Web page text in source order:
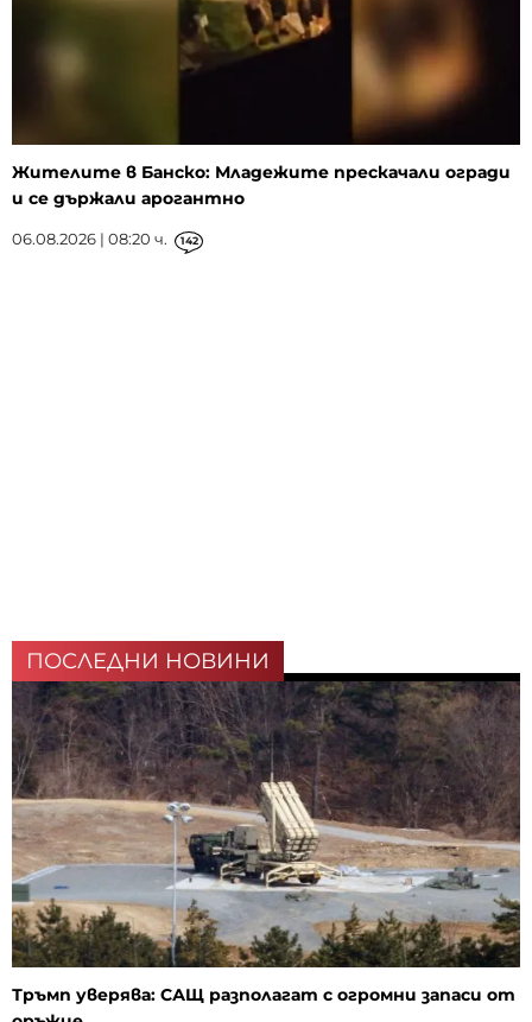
Жителите в Банско: Младежите прескачали огради
и се държали арогантно
06.08.2026 | 08:20 ч. 142
ПОСЛЕДНИ НОВИНИ
Тръмп уверява: САЩ разполагат с огромни запаси от